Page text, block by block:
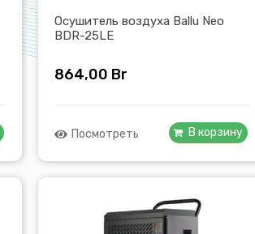
Осушитель воздуха Ballu Neo
BDR-25LE
864,00 Br
Посмотреть В корзину